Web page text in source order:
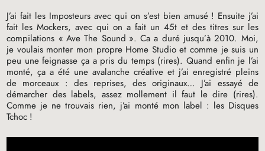
J’ai fait les Imposteurs avec qui on s’est bien amusé ! Ensuite j’ai
fait les Mockers, avec qui on a fait un 45t et des titres sur les
compilations « Ave The Sound ». Ca a duré jusqu’à 2010. Moi,
je voulais monter mon propre Home Studio et comme je suis un
peu une feignasse ça a pris du temps (rires). Quand enfin je l’ai
monté, ça a été une avalanche créative et j’ai enregistré pleins
de morceaux : des reprises, des originaux… J’ai essayé de
démarcher des labels, assez mollement il faut le dire (rires).
Comme je ne trouvais rien, j’ai monté mon label : les Disques
Tchoc !